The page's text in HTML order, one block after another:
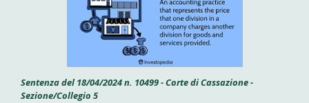
Sentenza del 18/04/2024 n. 10499 - Corte di Cassazione -
Sezione/Collegio 5